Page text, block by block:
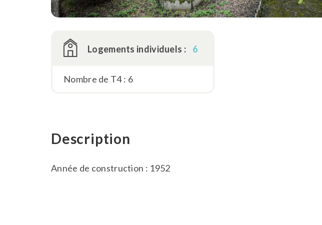
Logements individuels : 6
Nombre de T4 : 6
Description
Année de construction : 1952